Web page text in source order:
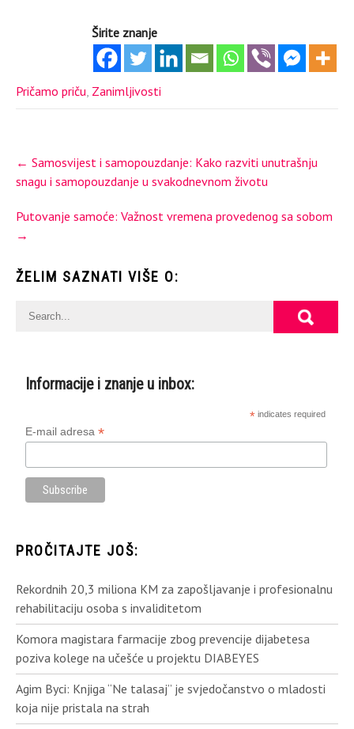
Širite znanje
Pričamo priču, Zanimljivosti
Post
navigation
← Samosvijest i samopouzdanje: Kako razviti unutrašnju
snagu i samopouzdanje u svakodnevnom životu
Putovanje samoće: Važnost vremena provedenog sa sobom
→
ŽELIM SAZNATI VIŠE O:
Informacije i znanje u inbox:
* indicates required
E-mail adresa*
PROČITAJTE JOŠ:
Rekordnih 20,3 miliona KM za zapošljavanje i profesionalnu
rehabilitaciju osoba s invaliditetom
Komora magistara farmacije zbog prevencije dijabetesa
poziva kolege na učešće u projektu DIABEYES
Agim Byci: Knjiga “Ne talasaj” je svjedočanstvo o mladosti
koja nije pristala na strah